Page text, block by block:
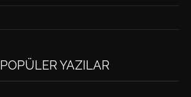
POPÜLER YAZILAR